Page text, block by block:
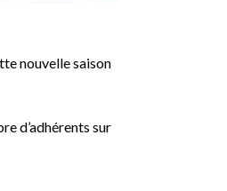
nouvelle saison
d’adhérents sur